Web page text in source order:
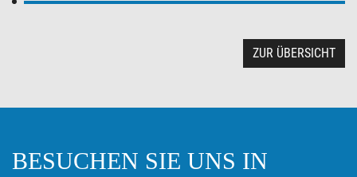
ZUR ÜBERSICHT
BESUCHEN SIE UNS IN